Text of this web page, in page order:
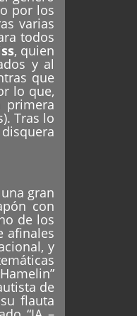
por los
varias
todos
, quien
y al
que
lo que,
primera
Tras lo
gran
con
de los
afinales
y
de
flauta